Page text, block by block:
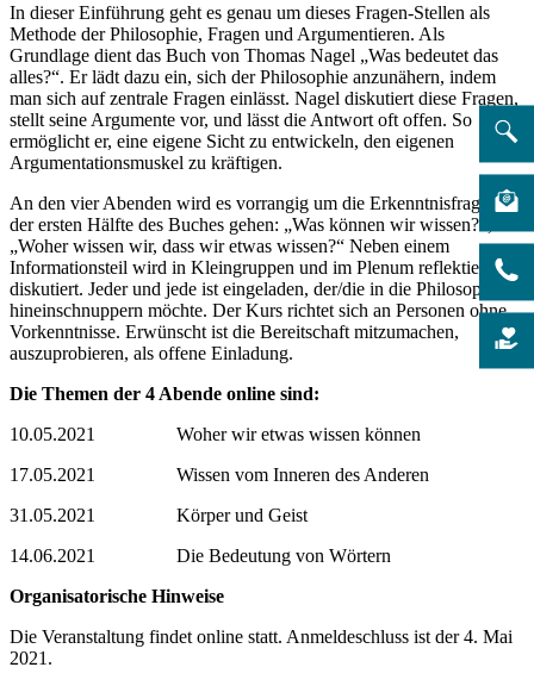
In dieser Einführung geht es genau um dieses Fragen-Stellen als
Methode der Philosophie, Fragen und Argumentieren. Als
Grundlage dient das Buch von Thomas Nagel „Was bedeutet das
alles?“. Er lädt dazu ein, sich der Philosophie anzunähern, indem
man sich auf zentrale Fragen einlässt. Nagel diskutiert diese Fragen,
stellt seine Argumente vor, und lässt die Antwort oft offen. So
ermöglicht er, eine eigene Sicht zu entwickeln, den eigenen
Argumentationsmuskel zu kräftigen.
An den vier Abenden wird es vorrangig um die Erkenntnisfrage in
der ersten Hälfte des Buches gehen: „Was können wir wissen?“,
„Woher wissen wir, dass wir etwas wissen?“ Neben einem
Informationsteil wird in Kleingruppen und im Plenum reflektiert und
diskutiert. Jeder und jede ist eingeladen, der/die in die Philosophie
hineinschnuppern möchte. Der Kurs richtet sich an Personen ohne
Vorkenntnisse. Erwünscht ist die Bereitschaft mitzumachen,
auszuprobieren, als offene Einladung.
Die Themen der 4 Abende online sind:
10.05.2021 Woher wir etwas wissen können
17.05.2021 Wissen vom Inneren des Anderen
31.05.2021 Körper und Geist
14.06.2021 Die Bedeutung von Wörtern
Organisatorische Hinweise
Die Veranstaltung findet online statt. Anmeldeschluss ist der 4. Mai
2021.